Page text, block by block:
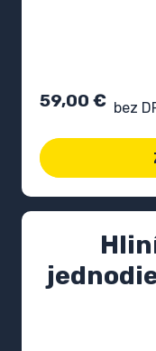
59,00 € bez